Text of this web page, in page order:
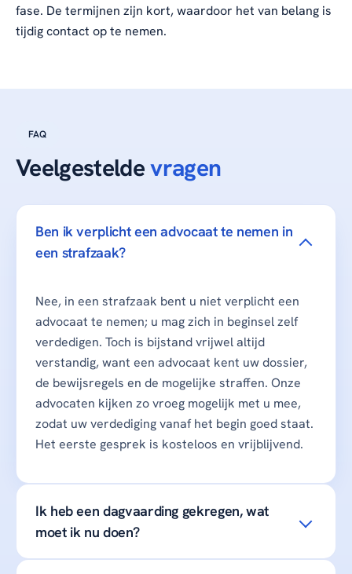
fase. De termijnen zijn kort, waardoor het van belang is
tijdig contact op te nemen.
FAQ
Veelgesteldevragen
Ben ik verplicht een advocaat te nemen in
een strafzaak?
Nee, in een strafzaak bent u niet verplicht een
advocaat te nemen; u mag zich in beginsel zelf
verdedigen. Toch is bijstand vrijwel altijd
verstandig, want een advocaat kent uw dossier,
de bewijsregels en de mogelijke straffen. Onze
advocaten kijken zo vroeg mogelijk met u mee,
zodat uw verdediging vanaf het begin goed staat.
Het eerste gesprek is kosteloos en vrijblijvend.
Ik heb een dagvaarding gekregen, wat
moet ik nu doen?